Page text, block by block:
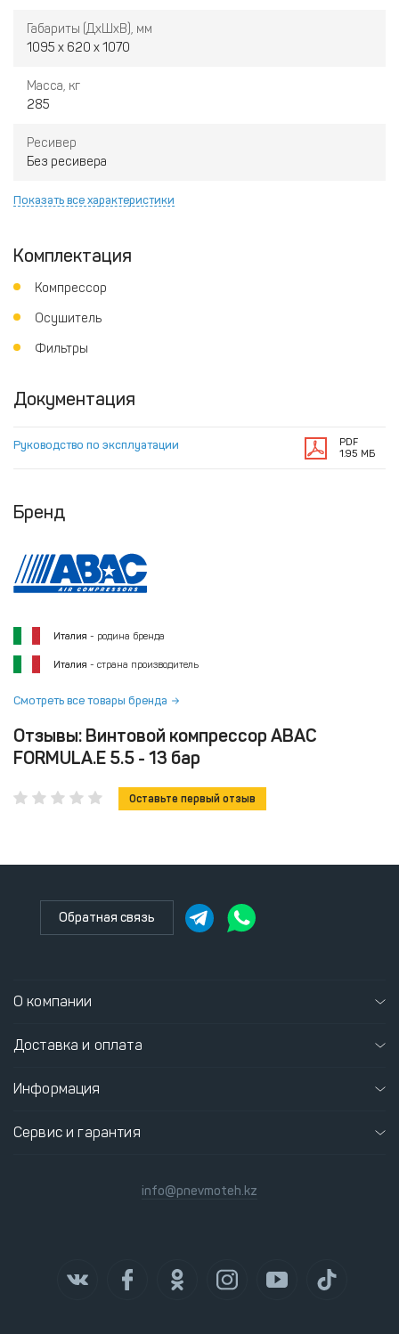
Габариты (ДхШхВ), мм
1095 х 620 х 1070
Масса, кг
285
Ресивер
Без ресивера
Показать все характеристики
Комплектация
Компрессор
Осушитель
Фильтры
Документация
Руководство по эксплуатации
PDF
1.95 МБ
Бренд
Италия - родина бренда
Италия - страна производитель
Смотреть все товары бренда
Отзывы: Винтовой компрессор ABAC
FORMULA.E 5.5 - 13 бар
Оставьте первый отзыв
Обратная связь
О компании
Доставка и оплата
Информация
Сервис и гарантия
info@pnevmoteh.kz